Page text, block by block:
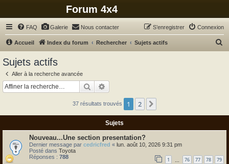
Forum 4x4
FAQ Galerie Nous contacter Connexion
S’enregistrer
Accueil Index du forum Rechercher Sujets actifs
c
Sujets actifs
Aller à la recherche avancée
Rechercher
37 résultats trouvés 1 2
Sujets
Nouveau...Une section presentation?
Dernier message par cedricfred « lun. août 10, 2026 9:31 pm
Posté dans Toyota
Réponses : 788 1 76 77 78 79